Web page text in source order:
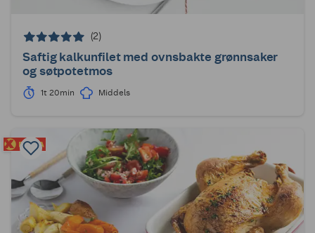
(2)
Saftig kalkunfilet med ovnsbakte grønnsaker
og søtpotetmos
1t 20min Middels